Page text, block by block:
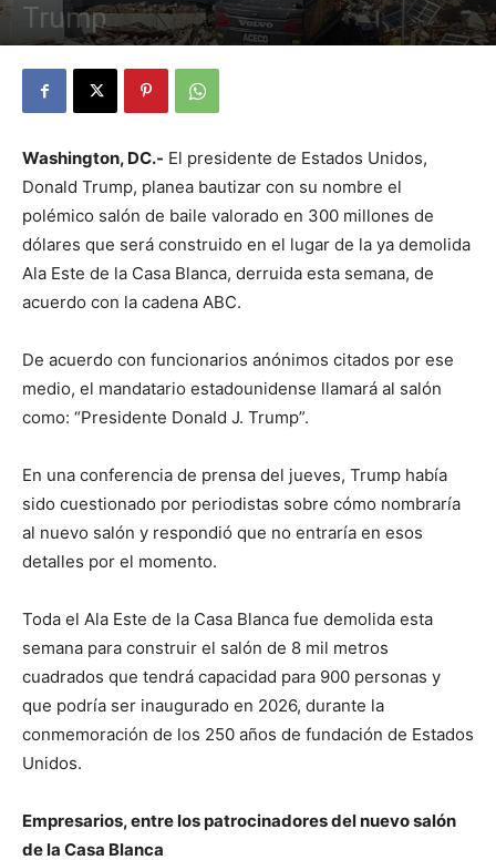
Trump
Washington, DC.- El presidente de Estados Unidos,
Donald Trump, planea bautizar con su nombre el
polémico salón de baile valorado en 300 millones de
dólares que será construido en el lugar de la ya demolida
Ala Este de la Casa Blanca, derruida esta semana, de
acuerdo con la cadena ABC.
De acuerdo con funcionarios anónimos citados por ese
medio, el mandatario estadounidense llamará al salón
como: “Presidente Donald J. Trump”.
En una conferencia de prensa del jueves, Trump había
sido cuestionado por periodistas sobre cómo nombraría
al nuevo salón y respondió que no entraría en esos
detalles por el momento.
Toda el Ala Este de la Casa Blanca fue demolida esta
semana para construir el salón de 8 mil metros
cuadrados que tendrá capacidad para 900 personas y
que podría ser inaugurado en 2026, durante la
conmemoración de los 250 años de fundación de Estados
Unidos.
Empresarios, entre los patrocinadores del nuevo salón
de la Casa Blanca